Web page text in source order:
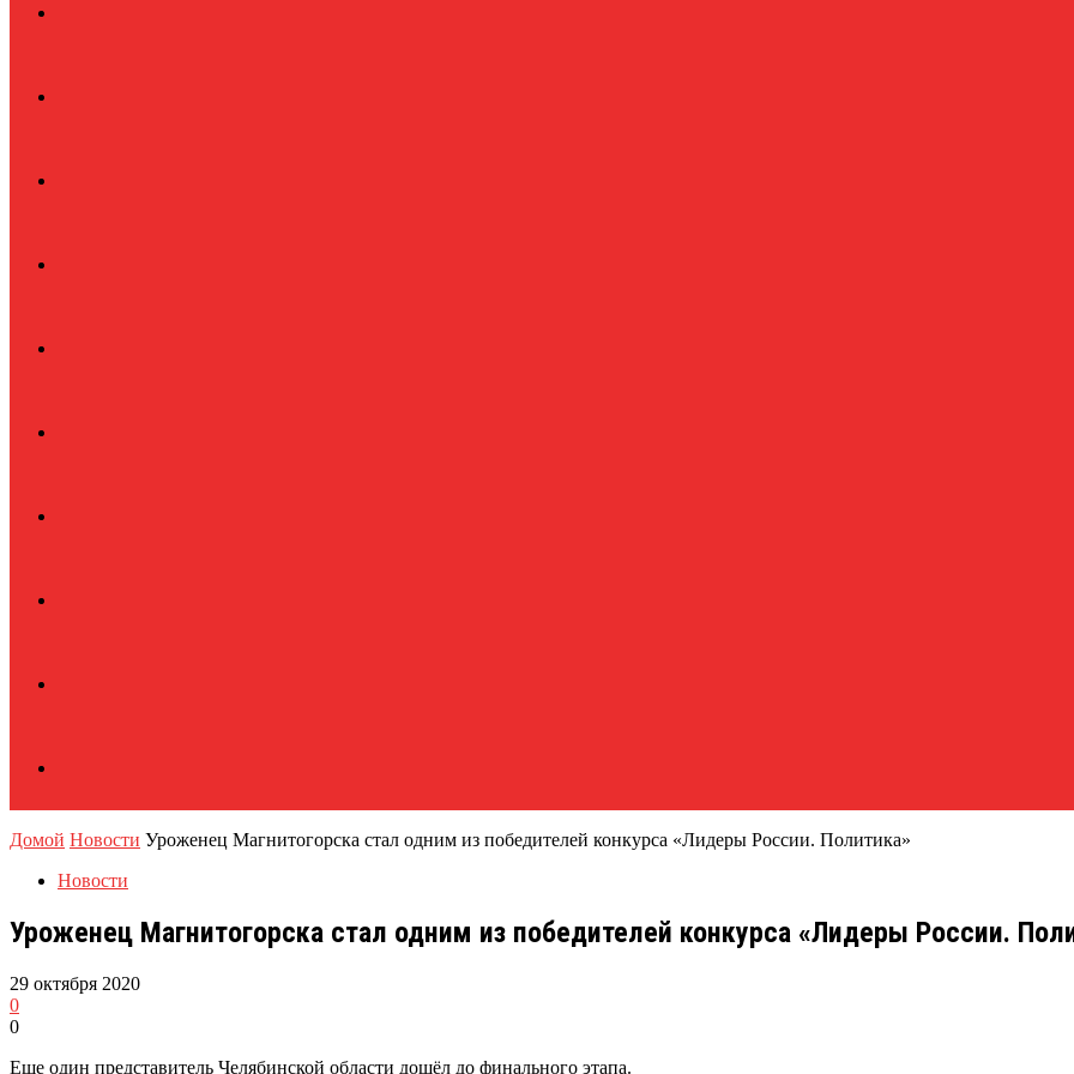
Домой Новости Уроженец Магнитогорска стал одним из победителей конкурса «Лидеры России. Политика»
Новости
Уроженец Магнитогорска стал одним из победителей конкурса «Лидеры России.
29 октября 2020
0
0
Еще один представитель Челябинской области дошёл до финального этапа.